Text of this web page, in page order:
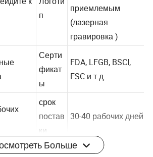
к Логоти
логотип
приемлемым
(лазерная
гравировка )
Серти
фикат
FDA, LFGB, BSCI,
FSC и т.д.
срок
постав
киБольше